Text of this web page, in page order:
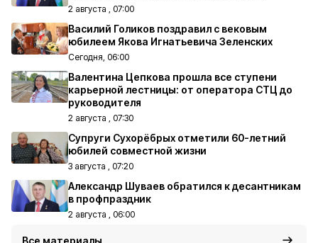
2 августа , 07:00
Василий Голиков поздравил с вековым
юбилеем Якова Игнатьевича Зеленских
Сегодня, 06:00
Валентина Цепкова прошла все ступени
карьерной лестницы: от оператора СТЦ до
руководителя
2 августа , 07:30
Супруги Сухорёбрых отметили 60-летний
юбилей совместной жизни
3 августа , 07:20
Александр Шуваев обратился к десантникам
в профпраздник
2 августа , 06:00
Все материалы